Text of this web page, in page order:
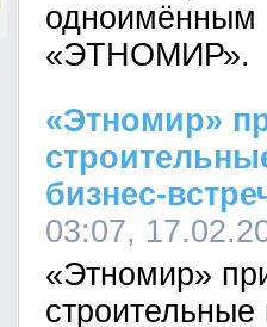
одноимённым
«ЭТНОМИР».
«Этномир»
бизнес-
03:07,
«Этномир»